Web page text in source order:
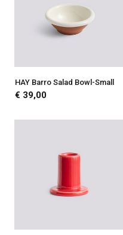
HAY Barro Salad Bowl-Small
€ 39,00